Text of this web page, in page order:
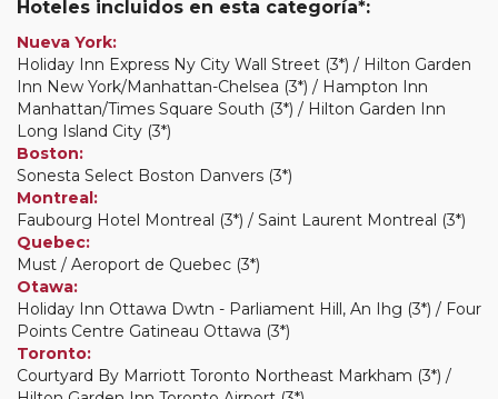
Hoteles incluidos en esta categoría*:
Nueva York:
Holiday Inn Express Ny City Wall Street (3*) / Hilton Garden
Inn New York/Manhattan-Chelsea (3*) / Hampton Inn
Manhattan/Times Square South (3*) / Hilton Garden Inn
Long Island City (3*)
Boston:
Sonesta Select Boston Danvers (3*)
Montreal:
Faubourg Hotel Montreal (3*) / Saint Laurent Montreal (3*)
Quebec:
Must / Aeroport de Quebec (3*)
Otawa:
Holiday Inn Ottawa Dwtn - Parliament Hill, An Ihg (3*) / Four
Points Centre Gatineau Ottawa (3*)
Toronto:
Courtyard By Marriott Toronto Northeast Markham (3*) /